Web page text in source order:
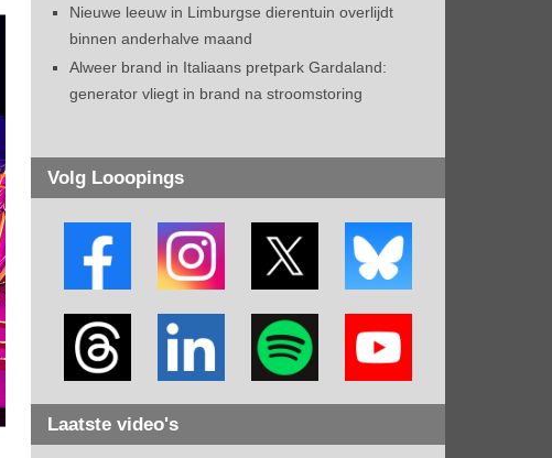
Nieuwe leeuw in Limburgse dierentuin overlijdt
binnen anderhalve maand
Alweer brand in Italiaans pretpark Gardaland:
generator vliegt in brand na stroomstoring
Volg Looopings
Laatste video's